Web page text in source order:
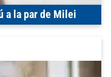
a la par de Milei